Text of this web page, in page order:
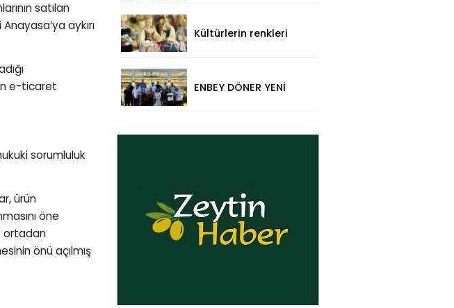
satılan
aykırı
e-ticaret
sorumluluk
ürün
öne
ortadan
önü açılmış
Mehmet Makas'a
Kültürlerin renkleri
yansıtıldı
ENBEY DÖNER YENİ
KONSEPTİYLE
GİRDİ